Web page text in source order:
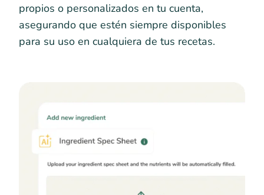
propios o personalizados en tu cuenta,
asegurando que estén siempre disponibles
para su uso en cualquiera de tus recetas.